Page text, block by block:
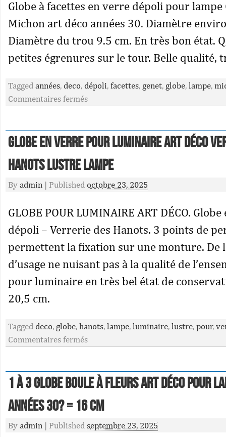
Globe à facettes en verre dépoli pour lampe
Michon art déco années 30. Diamètre
Diamètre du trou 9.5 cm. En très bon état.
petites égrenures sur le tour. Belle qualité,
Tagged années, deco, dépoli, facettes, genet, globe, lampe,
Commentaires fermés
Globe en Verre pour Luminaire Art Déco
Hanots Lustre Lampe
By admin | Published octobre 23, 2025
GLOBE POUR LUMINAIRE ART DÉCO.
dépoli – Verrerie des Hanots. 3 points de
permettent la fixation sur une monture. De
d’usage ne nuisant pas à la qualité de
pour luminaire en très bel état de
20,5 cm.
Tagged deco, globe, hanots, lampe, luminaire, lustre, pour,
Commentaires fermés
1 à 3 globe boule à fleurs art déco pour
années 30? = 16 cm
By admin | Published septembre 23, 2025